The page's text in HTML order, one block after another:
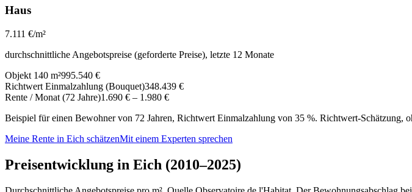
Haus
7.111 €/m²
durchschnittliche Angebotspreise (geforderte Preise), letzte 12 Monate
Objekt 140 m²995.540 €
Richtwert Einmalzahlung (Bouquet)348.439 €
Rente / Monat (72 Jahre)1.690 € – 1.980 €
Beispiel für einen Bewohner von 72 Jahren, Richtwert Einmalzahlung von 35 %. Richtwert-
Meine Rente in Eich schätzenMit einem Experten sprechen
Preisentwicklung in Eich (2010–2025)